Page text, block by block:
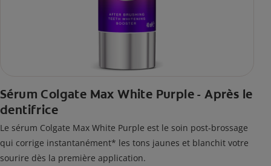
Sérum Colgate Max White Purple - Après le
dentifrice
Le sérum Colgate Max White Purple est le soin post-brossage
qui corrige instantanément* les tons jaunes et blanchit votre
sourire dès la première application.